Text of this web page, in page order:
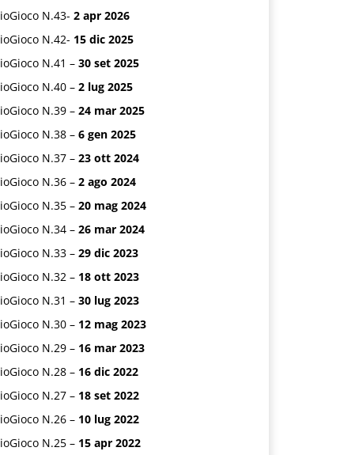
ioGioco N.43- 2 apr 2026
ioGioco N.42- 15 dic 2025
ioGioco N.41 – 30 set 2025
ioGioco N.40 – 2 lug 2025
ioGioco N.39 – 24 mar 2025
ioGioco N.38 – 6 gen 2025
ioGioco N.37 – 23 ott 2024
ioGioco N.36 – 2 ago 2024
ioGioco N.35 – 20 mag 2024
ioGioco N.34 – 26 mar 2024
ioGioco N.33 – 29 dic 2023
ioGioco N.32 – 18 ott 2023
ioGioco N.31 – 30 lug 2023
ioGioco N.30 – 12 mag 2023
ioGioco N.29 – 16 mar 2023
ioGioco N.28 – 16 dic 2022
ioGioco N.27 – 18 set 2022
ioGioco N.26 – 10 lug 2022
ioGioco N.25 – 15 apr 2022